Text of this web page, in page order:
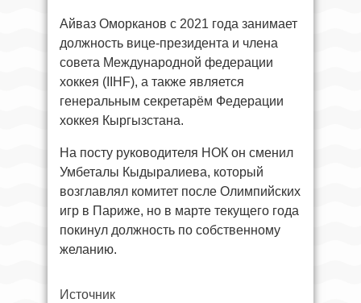
Айваз Оморканов с 2021 года занимает
должность вице-президента и члена
совета Международной федерации
хоккея (IIHF), а также является
генеральным секретарём Федерации
хоккея Кыргызстана.
На посту руководителя НОК он сменил
Умбеталы Кыдыралиева, который
возглавлял комитет после Олимпийских
игр в Париже, но в марте текущего года
покинул должность по собственному
желанию.
Источник